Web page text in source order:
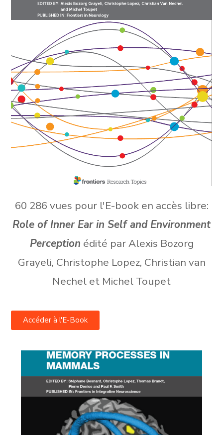
60 286 vues pour l'E-book en accès libre:
Role of Inner Ear in Self and Environment
Perception édité par Alexis Bozorg
Grayeli, Christophe Lopez, Christian van
Nechel et Michel Toupet
Accéder à l'E-Book